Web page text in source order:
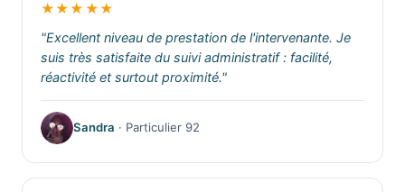
★★★★★
"Excellent niveau de prestation de l'intervenante. Je
suis très satisfaite du suivi administratif : facilité,
réactivité et surtout proximité."
Sandra · Particulier 92